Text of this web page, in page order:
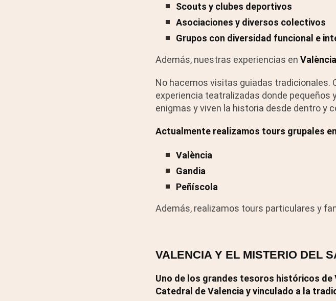
Scouts y clubes deportivos
Asociaciones y diversos colectivos
Grupos con diversidad funcional e
Además, nuestras experiencias en València
No hacemos visitas guiadas tradicionales.
experiencia teatralizadas donde pequeños
enigmas y viven la historia desde dentro y
Actualmente realizamos tours grupales
València
Gandia
Peñíscola
Además, realizamos tours particulares y
VALENCIA Y EL MISTERIO DEL
Uno de los grandes tesoros históricos de
Catedral de Valencia y vinculado a la